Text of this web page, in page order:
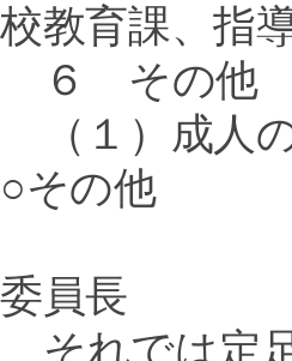
校教育課、指導
６ その他
（１）成人
○その他
委員長
それでは定